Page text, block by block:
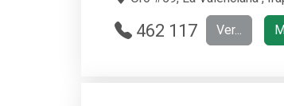
462 117
Ver...